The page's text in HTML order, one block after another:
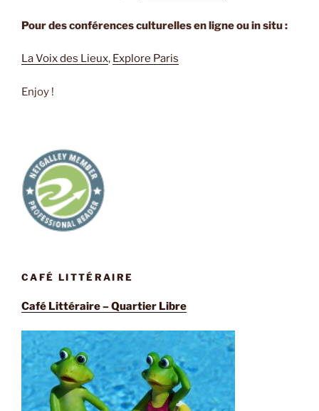
Pour des conférences culturelles en ligne ou in situ :
La Voix des Lieux, Explore Paris
Enjoy !
CAFÉ LITTÉRAIRE
Café Littéraire – Quartier Libre